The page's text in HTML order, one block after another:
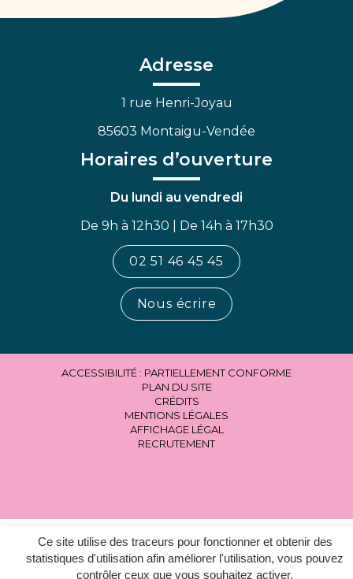
Ce site utilise des traceurs pour fonctionner et obtenir des
statistiques d'utilisation afin améliorer l'utilisation, vous pouvez
contrôler ceux que vous souhaitez activer.
Facebook
Adresse
1 rue Henri-Joyau
85603 Montaigu-Vendée
Horaires d’ouverture
Du lundi au vendredi
De 9h à 12h30 | De 14h à 17h30
02 51 46 45 45
Nous écrire
ACCESSIBILITÉ : PARTIELLEMENT CONFORME
PLAN DU SITE
CRÉDITS
MENTIONS LÉGALES
AFFICHAGE LÉGAL
RECRUTEMENT